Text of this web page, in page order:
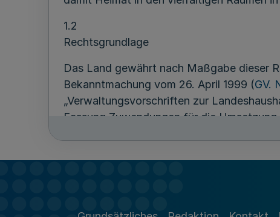
1.2
Rechtsgrundlage
Das Land gewährt nach Maßgabe dieser
Bekanntmachung vom 26. April 1999 (GV.
„Verwaltungsvorschriften zur
Fassung Zuwendungen für die